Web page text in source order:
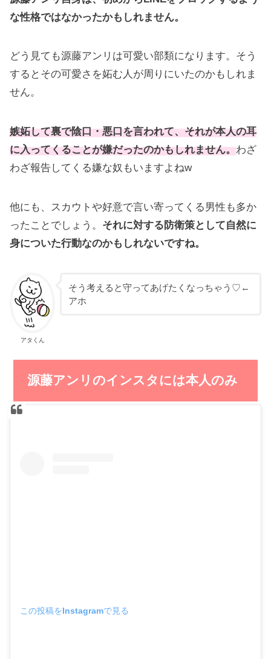
な性格ではなかったかもしれません。
どう見ても源藤アンリは可愛い部類になります。そう
するとその可愛さを妬む人が周りにいたのかもしれま
せん。
嫉妬して裏で陰口・悪口を言われて、それが本人の耳
に入ってくることが嫌だったのかもしれません。わざ
わざ報告してくる嫌な奴もいますよねw
他にも、スカウトや好意で言い寄ってくる男性も多か
ったことでしょう。 それに対する防衛策として自然に
身についた行動なのかもしれないですね。
アタくん
そう考えると守ってあげたくなっちゃう♡←
アホ
源藤アンリのインスタには本人のみ
この投稿をInstagramで見る